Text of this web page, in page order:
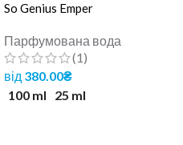
So Genius Emper
Парфумована вода
(1)
від 380.00₴
100 ml
25 ml